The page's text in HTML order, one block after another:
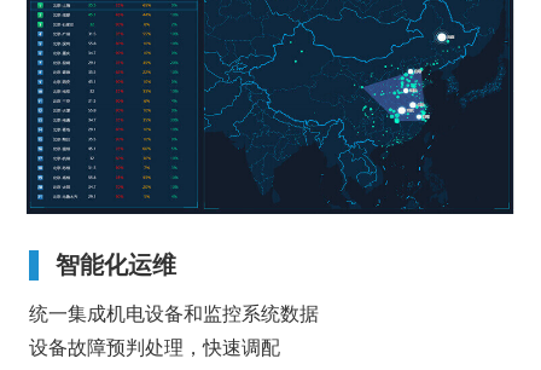
智能化运维
统一集成机电设备和监控系统数据
设备故障预判处理，快速调配